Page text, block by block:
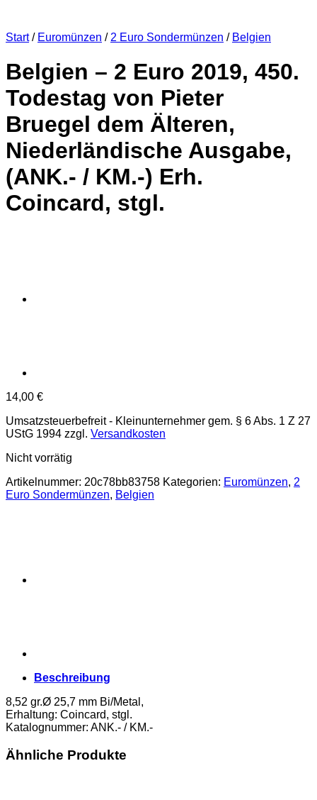
Start / Euromünzen / 2 Euro Sondermünzen / Belgien
Belgien – 2 Euro 2019, 450.
Todestag von Pieter
Bruegel dem Älteren,
Niederländische Ausgabe,
(ANK.- / KM.-) Erh.
Coincard, stgl.
14,00 €
Umsatzsteuerbefreit - Kleinunternehmer gem. § 6 Abs. 1 Z 27
UStG 1994 zzgl. Versandkosten
Nicht vorrätig
Artikelnummer: 20c78bb83758 Kategorien: Euromünzen, 2
Euro Sondermünzen, Belgien
Beschreibung
8,52 gr.Ø 25,7 mm Bi/Metal,
Erhaltung: Coincard, stgl.
Katalognummer: ANK.- / KM.-
Ähnliche Produkte